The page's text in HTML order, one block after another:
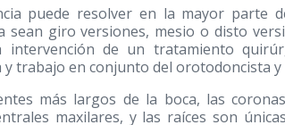
puede resolver en la mayor parte
sean giro versiones, mesio o disto
intervención de un tratamiento
y trabajo en conjunto del orotodoncista
más largos de la boca, las
maxilares, y las raíces son